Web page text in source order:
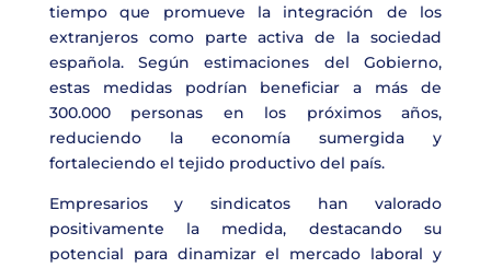
tiempo que promueve la integración de los
extranjeros como parte activa de la sociedad
española. Según estimaciones del Gobierno,
estas medidas podrían beneficiar a más de
300.000 personas en los próximos años,
reduciendo la economía sumergida y
fortaleciendo el tejido productivo del país.
Empresarios y sindicatos han valorado
positivamente la medida, destacando su
potencial para dinamizar el mercado laboral y